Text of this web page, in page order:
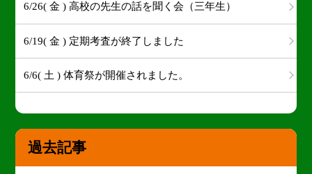
6/26( 金 ) 高校の先生の話を聞く会（三年生）
6/19( 金 ) 定期考査が終了しました
6/6( 土 ) 体育祭が開催されました。
過去記事